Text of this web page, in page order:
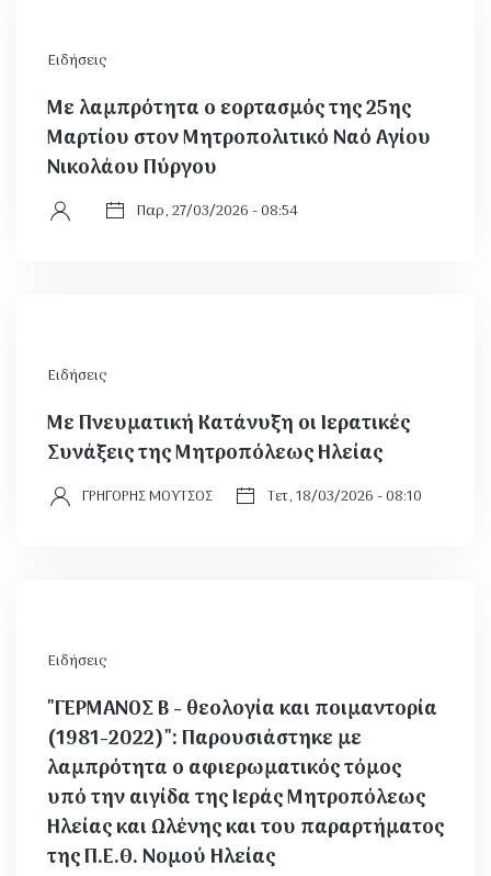
Ειδήσεις
Με λαμπρότητα ο εορτασμός της 25ης
Μαρτίου στον Μητροπολιτικό Ναό Αγίου
Νικολάου Πύργου
Παρ, 27/03/2026 - 08:54
Ειδήσεις
Με Πνευματική Κατάνυξη οι Ιερατικές
Συνάξεις της Μητροπόλεως Ηλείας
ΓΡΗΓΟΡΗΣ ΜΟΥΤΣΟΣ Τετ, 18/03/2026 - 08:10
Ειδήσεις
​"ΓΕΡΜΑΝΟΣ Β - θεολογία και ποιμαντορία
(1981-2022)": Παρουσιάστηκε με
λαμπρότητα ο αφιερωματικός τόμος
υπό την αιγίδα της Ιεράς Μητροπόλεως
Ηλείας και Ωλένης και του παραρτήματος
της Π.Ε.Θ. Νομού Ηλείας